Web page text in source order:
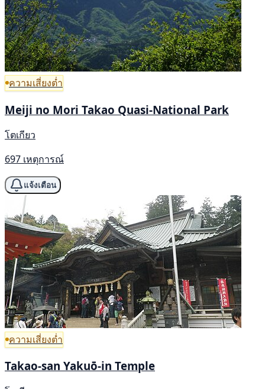
ความเสี่ยงต่ำ
Meiji no Mori Takao Quasi-National Park
โตเกียว
697 เหตุการณ์
แจ้งเตือน
ความเสี่ยงต่ำ
Takao-san Yakuō-in Temple